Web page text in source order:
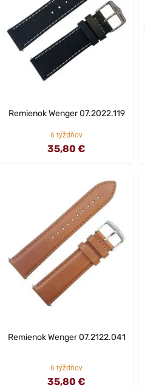
Remienok Wenger 07.2022.119
6 týždňov
35,80 €
Remienok Wenger 07.2122.041
6 týždňov
35,80 €